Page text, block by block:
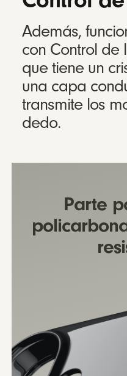
Además,
con Control de
que tiene un
una capa
transmite los
dedo.
Parte